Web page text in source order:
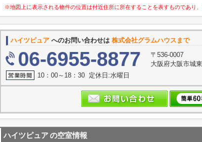
※地図上に表示される物件の位置は付近住所に所在することを表すものであり
ハイツピュア へのお問い合わせは 株式会社グラムハウスまで
06-6955-8877
〒536-0007
大阪府大阪市城
10：00～18：30 定休日:水曜日
ハイツピュアの空室情報